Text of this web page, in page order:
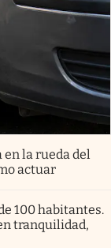
la rueda del
actuar
100 habitantes.
tranquilidad,